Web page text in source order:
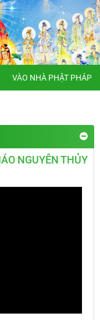
VÀO NHÀ PHẬT PHÁP
NGUYÊN THỦY